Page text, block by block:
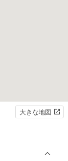
大きな地図